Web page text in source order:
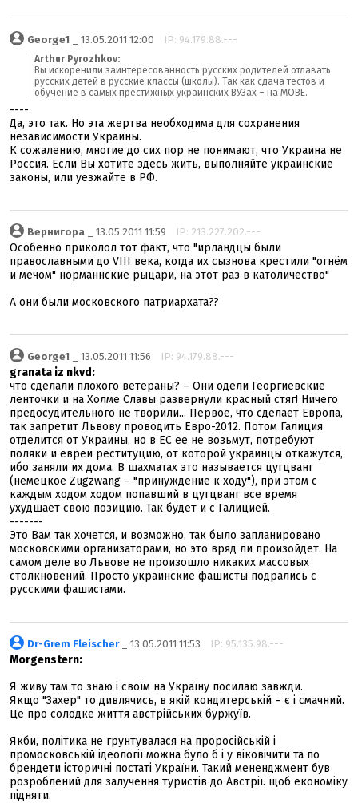
George1 _ 13.05.2011 12:00 IP: 94.179.88.---
Arthur Pyrozhkov:
Вы искоренили заинтересованность русских родителей отдавать
русских детей в русские классы (школы). Так как сдача тестов и
обучение в самых престижных украинских ВУЗах – на МОВЕ.
----
Да, это так. Но эта жертва необходима для сохранения
независимости Украины.
К сожалению, многие до сих пор не понимают, что Украина не
Россия. Если Вы хотите здесь жить, выполняйте украинские
законы, или уезжайте в РФ.
Вернигора _ 13.05.2011 11:59 IP: 213.227.202.---
Особенно приколол тот факт, что "ирландцы были
православными до VIII века, когда их сызнова крестили "огнём
и мечом" норманнские рыцари, на этот раз в католичество"
А они были московского патриархата??
George1 _ 13.05.2011 11:56 IP: 94.179.88.---
granata iz nkvd:
что сделали плохого ветераны? – Они одели Георгиевские
ленточки и на Холме Славы развернули красный стяг! Ничего
предосудительного не творили... Первое, что сделает Европа,
так запретит Львову проводить Евро-2012. Потом Галиция
отделится от Украины, но в ЕС ее не возьмут, потребуют
поляки и евреи реституцию, от которой украинцы откажутся,
ибо заняли их дома. В шахматах это называется цугцванг
(немецкое Zugzwang – "принуждение к ходу"), при этом с
каждым ходом ходом попавший в цугцванг все время
ухудшает свою позицию. Так будет и с Галицией.
-------
Это Вам так хочется, и возможно, так было запланировано
московскими организаторами, но это вряд ли произойдет. На
самом деле во Львове не произошло никаких массовых
столкновений. Просто украинские фашисты подрались с
русскими фашистами.
Dr-Grem Fleischer_ 13.05.2011 11:53 IP: 95.135.98.---
Morgenstern:
Я живу там то знаю і своїм на Україну посилаю завжди.
Якщо "Захер" то дивлячись, в якій кондитерській – є і смачний.
Це про солодке життя австрійських буржуїв.
Якби, політика не грунтувалася на проросійській і
промосковській ідеології можна було б і у віковічити та по
брендети історичні постаті України. Такий мененджмент був
розроблений для залучення туристів до Австрії. щоб економіку
підняти.